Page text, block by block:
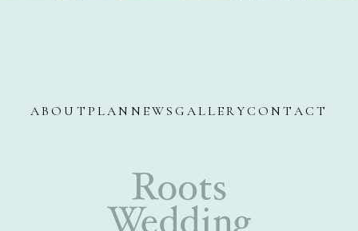
ABOUT PLAN NEWS GALLERY CONTACT